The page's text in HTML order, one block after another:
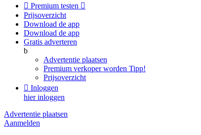
 Premium testen 
Prijsoverzicht
Download de app
Download de app
Gratis adverteren
b
Advertentie plaatsen
Premium verkoper worden Tipp!
Prijsoverzicht
 Inloggen
hier inloggen
Advertentie plaatsen
Aanmelden